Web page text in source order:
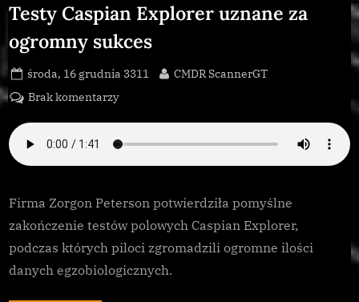
z
obcymi”
Testy Caspian Explorer uznane za
ogromny sukces
Posted
on
środa, 16 grudnia 3311 By
CMDR ScannerGT
Brak komentarzydo
Explorer
uznane
ogromny
sukces
Firma Zorgon Peterson potwierdziła pomyślne
zakończenie testów polowych Caspian Explorer,
podczas których piloci zgromadzili ogromne ilości
danych egzobiologicznych.